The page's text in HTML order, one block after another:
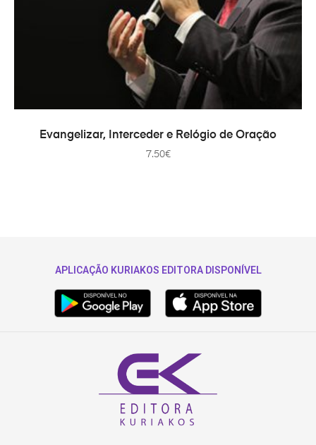
AÑADIR AL CARRITO
Evangelizar, Interceder e Relógio de Oração
7.50€
APLICAÇÃO KURIAKOS EDITORA DISPONÍVEL